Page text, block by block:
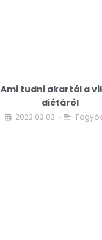
Ami tudni akartál a
diétáról
2023.03.03. •